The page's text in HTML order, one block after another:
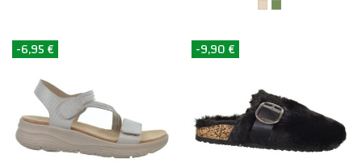
-6,95 € -9,90 €